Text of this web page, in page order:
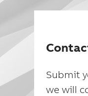
Submit
we will